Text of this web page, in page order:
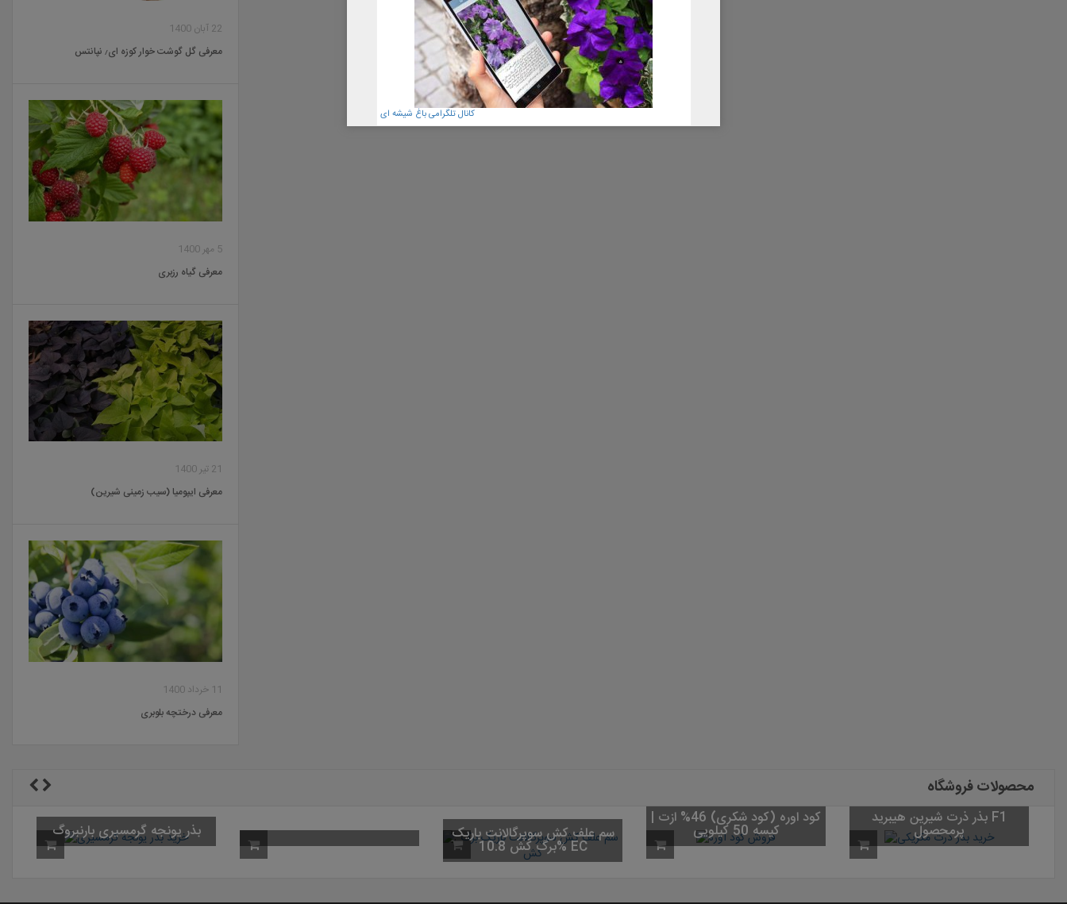
22 آبان 1400
معرفی گل گوشت خوار کوزه ای٫ نپانتس
5 مهر 1400
معرفی گیاه رزبری
21 تیر 1400
معرفی ایپومیا (سیب زمینی شیرین)
11 خرداد 1400
معرفی درختچه بلوبری
محصولات فروشگاه
بذر یونجه گرمسیری بارنبروگ سم علف کش سوپرگالانت باریک
برگ کش 10.8% EC
کود اوره (کود شکری) 46% ازت |
کیسه 50 کیلویی
بذر ذرت شیرین هیبرید F1
پرمحصول
کانال تلگرامی باغ شیشه ای